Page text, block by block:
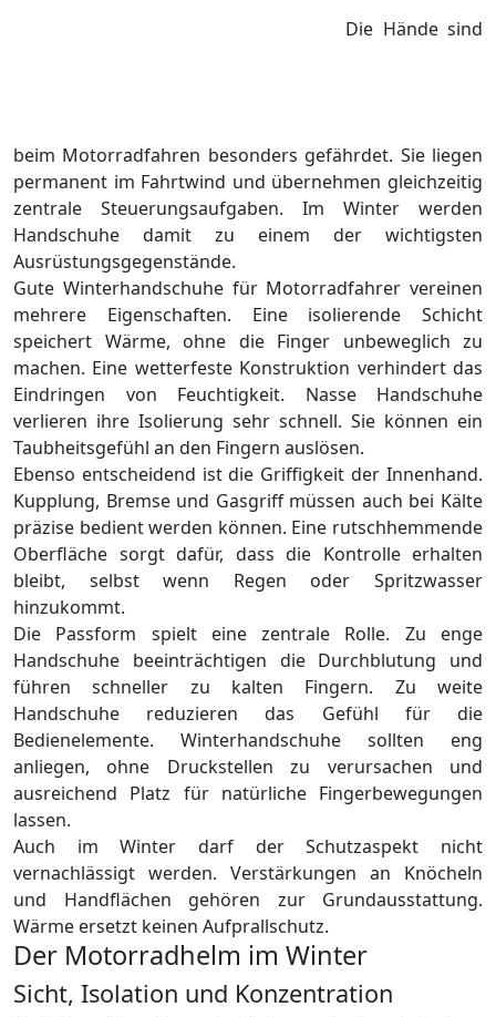
Die Hände sind
beim Motorradfahren besonders gefährdet. Sie liegen
permanent im Fahrtwind und übernehmen gleichzeitig
zentrale Steuerungsaufgaben. Im Winter werden
Handschuhe damit zu einem der wichtigsten
Ausrüstungsgegenstände.
Gute Winterhandschuhe für Motorradfahrer vereinen
mehrere Eigenschaften. Eine isolierende Schicht
speichert Wärme, ohne die Finger unbeweglich zu
machen. Eine wetterfeste Konstruktion verhindert das
Eindringen von Feuchtigkeit. Nasse Handschuhe
verlieren ihre Isolierung sehr schnell. Sie können ein
Taubheitsgefühl an den Fingern auslösen.
Ebenso entscheidend ist die Griffigkeit der Innenhand.
Kupplung, Bremse und Gasgriff müssen auch bei Kälte
präzise bedient werden können. Eine rutschhemmende
Oberfläche sorgt dafür, dass die Kontrolle erhalten
bleibt, selbst wenn Regen oder Spritzwasser
hinzukommt.
Die Passform spielt eine zentrale Rolle. Zu enge
Handschuhe beeinträchtigen die Durchblutung und
führen schneller zu kalten Fingern. Zu weite
Handschuhe reduzieren das Gefühl für die
Bedienelemente. Winterhandschuhe sollten eng
anliegen, ohne Druckstellen zu verursachen und
ausreichend Platz für natürliche Fingerbewegungen
lassen.
Auch im Winter darf der Schutzaspekt nicht
vernachlässigt werden. Verstärkungen an Knöcheln
und Handflächen gehören zur Grundausstattung.
Wärme ersetzt keinen Aufprallschutz.
Der Motorradhelm im Winter
Sicht, Isolation und Konzentration